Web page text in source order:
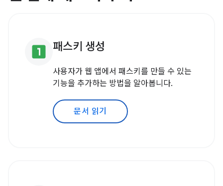
looks_one 패스키 생성
사용자가 웹 앱에서 패스키를 만들 수 있는
기능을 추가하는 방법을 알아봅니다.
문서 읽기